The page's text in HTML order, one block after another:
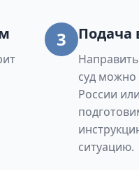
3 Подача
суд
России
ситуацию.